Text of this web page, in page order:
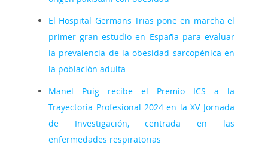
El Hospital Germans Trias pone en marcha el
primer gran estudio en España para evaluar
la prevalencia de la obesidad sarcopénica en
la población adulta
Manel Puig recibe el Premio ICS a la
Trayectoria Profesional 2024 en la XV Jornada
de Investigación, centrada en las
enfermedades respiratorias